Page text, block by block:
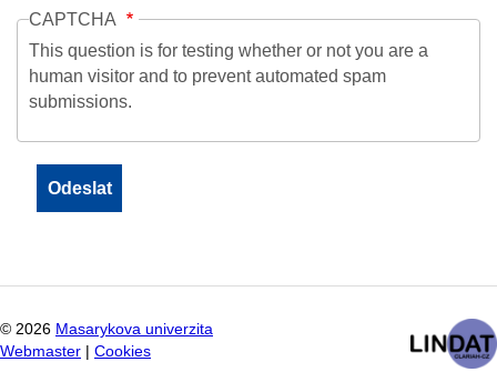
CAPTCHA
This question is for testing whether or not you are a
human visitor and to prevent automated spam
submissions.
© 2026 Masarykova univerzita
Webmaster
Cookies